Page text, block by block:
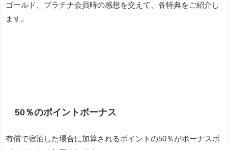
ゴールド、プラチナ会員時の感想を交えて、各特典をご紹介し
ます。
50％のポイントボーナス
有償で宿泊した場合に加算されるポイントの50％がボーナスポ